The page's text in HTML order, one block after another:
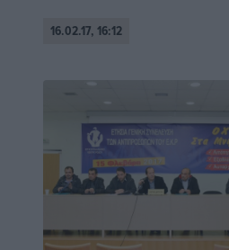
16.02.17, 16:12